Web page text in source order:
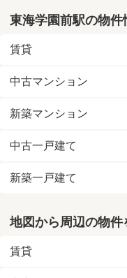
東海学園前駅の物件
賃貸
中古マンション
新築マンション
中古一戸建て
新築一戸建て
地図から周辺の物件
賃貸